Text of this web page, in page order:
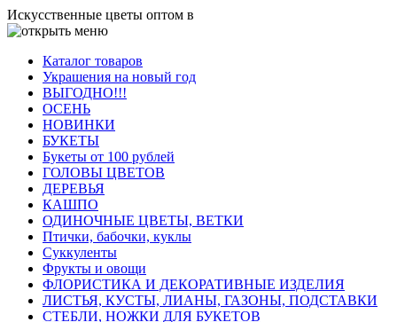
Искусственные цветы оптом в
Каталог товаров
Украшения на новый год
ВЫГОДНО!!!
ОСЕНЬ
НОВИНКИ
БУКЕТЫ
Букеты от 100 рублей
ГОЛОВЫ ЦВЕТОВ
ДЕРЕВЬЯ
КАШПО
ОДИНОЧНЫЕ ЦВЕТЫ, ВЕТКИ
Птички, бабочки, куклы
Суккуленты
Фрукты и овощи
ФЛОРИСТИКА И ДЕКОРАТИВНЫЕ ИЗДЕЛИЯ
ЛИСТЬЯ, КУСТЫ, ЛИАНЫ, ГАЗОНЫ, ПОДСТАВКИ
СТЕБЛИ, НОЖКИ ДЛЯ БУКЕТОВ